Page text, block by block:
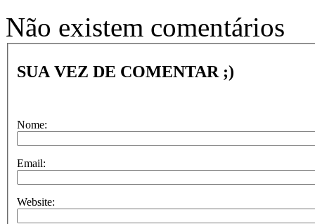
Não existem comentários
SUA VEZ DE COMENTAR ;)
Nome:
Email:
Website: